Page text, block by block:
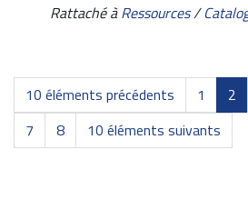
Rattaché à Ressources/
10 éléments précédents 1 2
7
8 10 éléments suivants